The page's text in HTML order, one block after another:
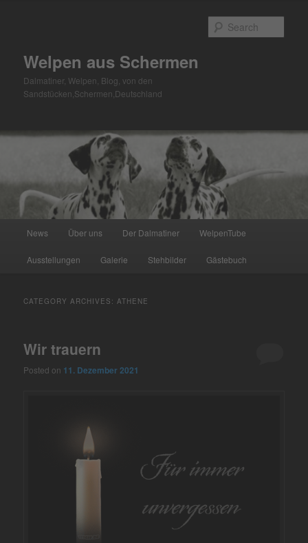
Welpen aus Schermen
Dalmatiner, Welpen, Blog, von den
Sandstücken,Schermen,Deutschland
News Über uns Der Dalmatiner WelpenTube
Ausstellungen Galerie Stehbilder Gästebuch
CATEGORY ARCHIVES:ATHENE
Wir trauern
Posted on 11. Dezember 2021